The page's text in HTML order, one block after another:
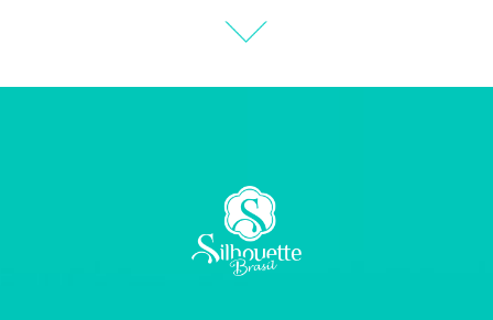
Thiara Ney
Carla Eschberger